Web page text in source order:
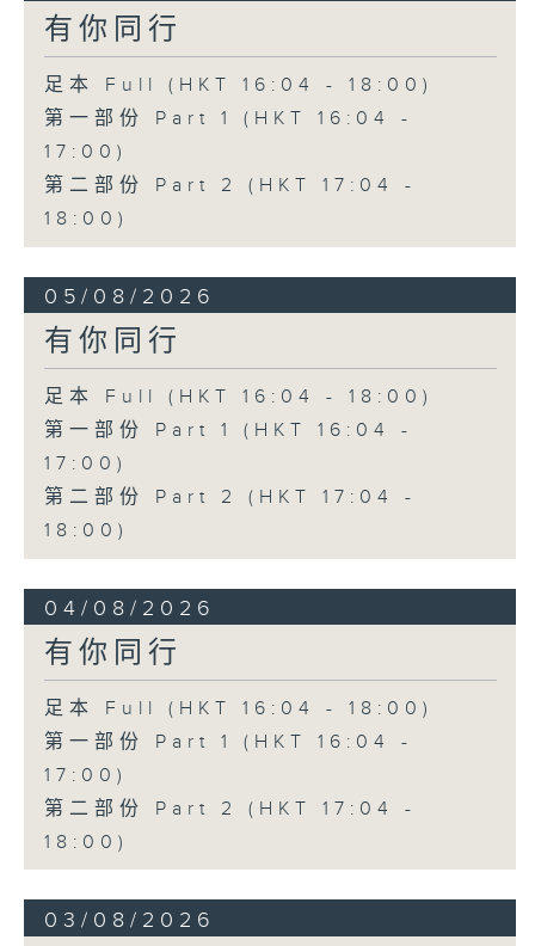
有你同行
足本 Full (HKT 16:04 - 18:00)
第一部份 Part 1 (HKT 16:04 -
17:00)
第二部份 Part 2 (HKT 17:04 -
18:00)
05/08/2026
有你同行
足本 Full (HKT 16:04 - 18:00)
第一部份 Part 1 (HKT 16:04 -
17:00)
第二部份 Part 2 (HKT 17:04 -
18:00)
04/08/2026
有你同行
足本 Full (HKT 16:04 - 18:00)
第一部份 Part 1 (HKT 16:04 -
17:00)
第二部份 Part 2 (HKT 17:04 -
18:00)
03/08/2026